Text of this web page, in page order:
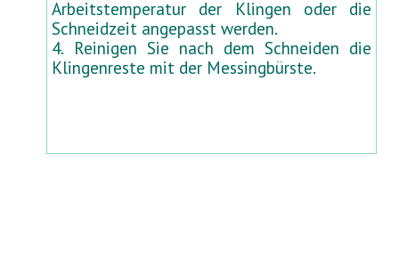
Arbeitstemperatur der Klingen oder die
Schneidzeit angepasst werden.
4. Reinigen Sie nach dem Schneiden die
Klingenreste mit der Messingbürste.